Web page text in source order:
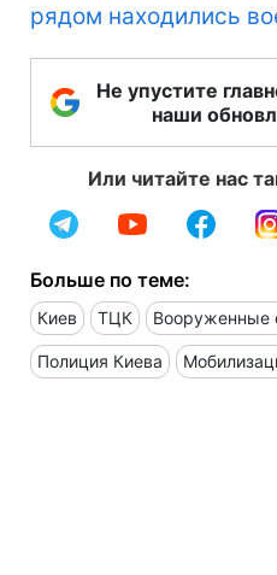
рядом находились
Не упустите
наши
Или читайте нас
Больше по теме:
Киев ТЦК Вооруженные
Полиция Киева